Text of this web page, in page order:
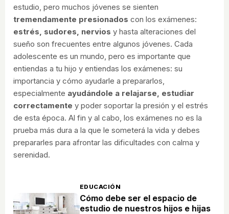
estudio, pero muchos jóvenes se sienten
tremendamente presionados con los exámenes:
estrés, sudores, nervios y hasta alteraciones del
sueño son frecuentes entre algunos jóvenes. Cada
adolescente es un mundo, pero es importante que
entiendas a tu hijo y entiendas los exámenes: su
importancia y cómo ayudarle a prepararlos,
especialmente ayudándole a relajarse, estudiar
correctamente y poder soportar la presión y el estrés
de esta época. Al fin y al cabo, los exámenes no es la
prueba más dura a la que le someterá la vida y debes
prepararles para afrontar las dificultades con calma y
serenidad.
EDUCACIÓN
Cómo debe ser el espacio de
estudio de nuestros hijos e hijas